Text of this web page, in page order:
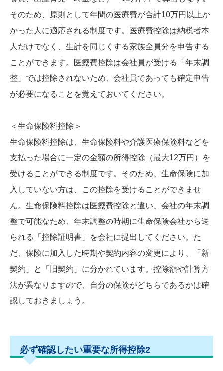
そのため、原則として年間の医療費が合計10万円以上か
かった人に適応される制度です。医療費控除は納税者本
人だけでなく、生計を同じくする家族全員分を申告する
ことができます。医療費控除は会社員が受ける「年末調
整」では控除されないため、会社員であっても確定申告
が必要になることを覚えておいてください。
＜生命保険料控除＞
生命保険料控除は、生命保険料や介護医療保険料などを
支払った場合に一定の金額の所得控除（最大12万円）を
受けることができる制度です。そのため、生命保険に加
入していない方は、この控除を受けることができませ
ん。生命保険料控除は医療費控除と違い、会社の年末調
整で可能なため、年末調整の時期に生命保険会社から送
られる「控除証明書」を会社に提出してください。た
だ、保険に加入した時期や契約内容の変更により、「新
契約」と「旧契約」に分かれています。控除額や計算方
法が異なりますので、自分の保険がどちらであるかは確
認しておきましょう。
必ず確認したい重要な所得控除2